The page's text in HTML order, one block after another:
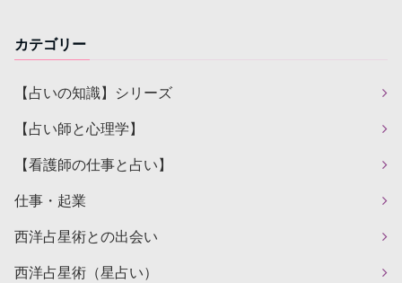
カテゴリー
【占いの知識】シリーズ
【占い師と心理学】
【看護師の仕事と占い】
仕事・起業
西洋占星術との出会い
西洋占星術（星占い）